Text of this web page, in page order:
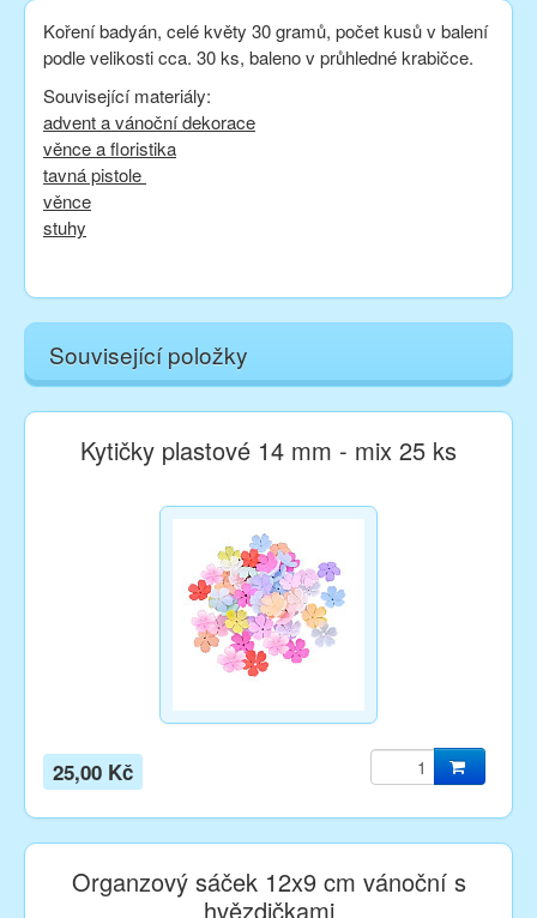
Koření badyán, celé květy 30 gramů, počet kusů v balení
podle velikosti cca. 30 ks, baleno v průhledné krabičce.
Související materiály:
advent a vánoční dekorace
věnce a floristika
tavná pistole
věnce
stuhy
Související položky
Kytičky plastové 14 mm - mix 25 ks
25,00 Kč
Organzový sáček 12x9 cm vánoční s
hvězdičkami